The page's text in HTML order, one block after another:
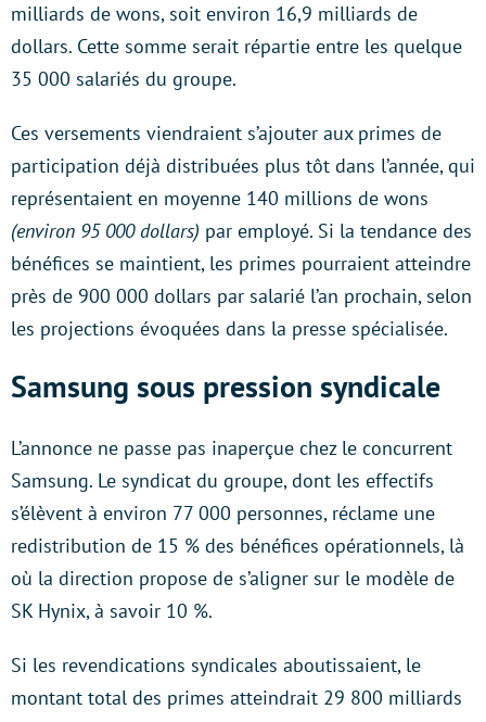
milliards de wons, soit environ 16,9 milliards de
dollars. Cette somme serait répartie entre les quelque
35 000 salariés du groupe.
Ces versements viendraient s’ajouter aux primes de
participation déjà distribuées plus tôt dans l’année, qui
représentaient en moyenne 140 millions de wons
(environ 95 000 dollars) par employé. Si la tendance des
bénéfices se maintient, les primes pourraient atteindre
près de 900 000 dollars par salarié l’an prochain, selon
les projections évoquées dans la presse spécialisée.
Samsung sous pression syndicale
L’annonce ne passe pas inaperçue chez le concurrent
Samsung. Le syndicat du groupe, dont les effectifs
s’élèvent à environ 77 000 personnes, réclame une
redistribution de 15 % des bénéfices opérationnels, là
où la direction propose de s’aligner sur le modèle de
SK Hynix, à savoir 10 %.
Si les revendications syndicales aboutissaient, le
montant total des primes atteindrait 29 800 milliards